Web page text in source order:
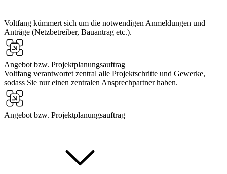
Voltfang kümmert sich um die notwendigen Anmeldungen und
Anträge (Netzbetreiber, Bauantrag etc.).
Angebot bzw. Projektplanungsauftrag
Voltfang verantwortet zentral alle Projektschritte und Gewerke,
sodass Sie nur einen zentralen Ansprechpartner haben.
Angebot bzw. Projektplanungsauftrag